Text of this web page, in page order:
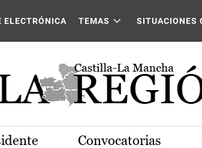
La Mancha
ELECTRÓNICA TEMAS SITUACIONES
Convocatorias